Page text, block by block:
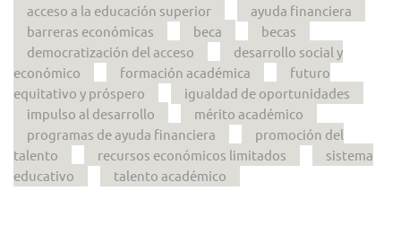
acceso a la educación superior
ayuda financiera
barreras económicas
beca
becas
democratización del acceso
desarrollo social y
económico
formación académica
futuro
equitativo y próspero
igualdad de oportunidades
impulso al desarrollo
mérito académico
programas de ayuda financiera
promoción del
talento
recursos económicos limitados
sistema
educativo
talento académico